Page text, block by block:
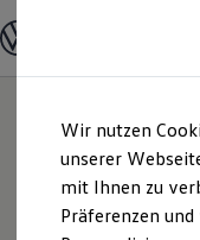
Hauptinhalt
springen
Footer
springen
Modelle und
Modelle
Elektroautos
ENERGY
SUV und
Wir nutzen
unserer
mit Ihnen zu
Präferenzen